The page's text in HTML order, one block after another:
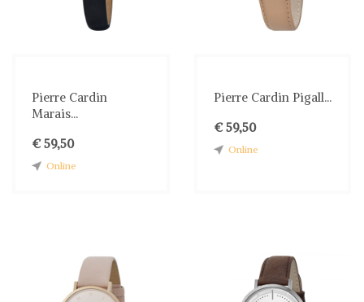
Pierre Cardin
Marais...
€ 59,50
Online
Pierre Cardin Pigall...
€ 59,50
Online